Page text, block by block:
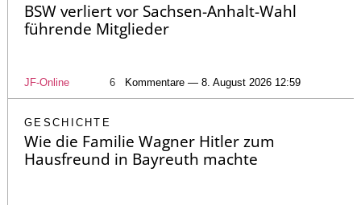
BSW verliert vor Sachsen-Anhalt-Wahl
führende Mitglieder
JF-Online 6 Kommentare — 8. August 2026 12:59
GESCHICHTE
Wie die Familie Wagner Hitler zum
Hausfreund in Bayreuth machte